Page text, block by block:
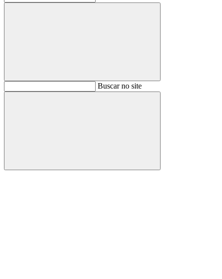
BuscarBuscar no site
Buscar